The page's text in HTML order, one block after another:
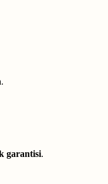
.
garantisi.